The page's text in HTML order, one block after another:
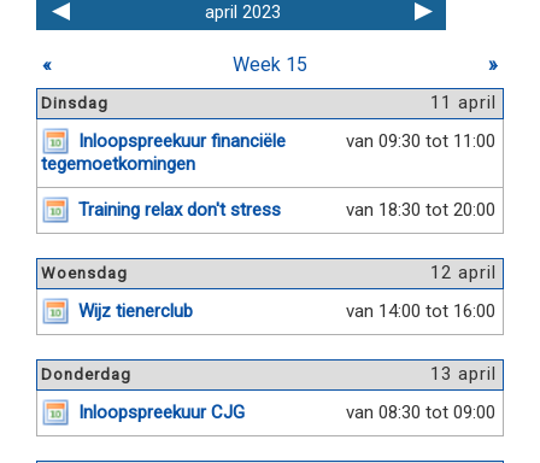
april 2023
« Week 15 »
11 april
Dinsdag
van 09:30 tot 11:00
Inloopspreekuur financiële
tegemoetkomingen
van 18:30 tot 20:00
Training relax don't stress
12 april
Woensdag
van 14:00 tot 16:00
Wijz tienerclub
13 april
Donderdag
van 08:30 tot 09:00
Inloopspreekuur CJG